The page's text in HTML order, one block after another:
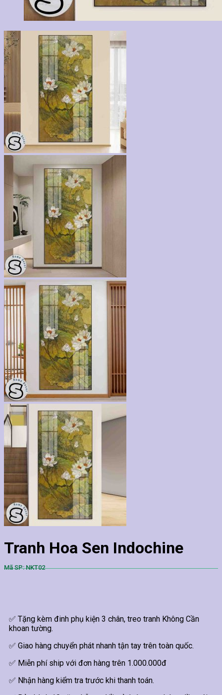
Tranh Hoa Sen Indochine
Mã SP: NKT02
✅ Tặng kèm đinh phụ kiện 3 chân, treo tranh Không Cần
khoan tường.
✅ Giao hàng chuyển phát nhanh tận tay trên toàn quốc.
✅ Miễn phí ship với đơn hàng trên 1.000.000đ
✅ Nhận hàng kiểm tra trước khi thanh toán.